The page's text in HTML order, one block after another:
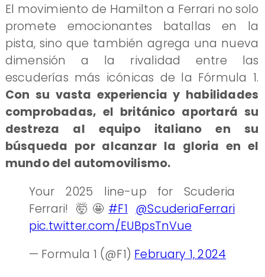
El movimiento de Hamilton a Ferrari no solo
promete emocionantes batallas en la
pista, sino que también agrega una nueva
dimensión a la rivalidad entre las
escuderías más icónicas de la Fórmula 1.
Con su vasta experiencia y habilidades
comprobadas, el británico aportará su
destreza al equipo italiano en su
búsqueda por alcanzar la gloria en el
mundo del automovilismo.
Your 2025 line-up for Scuderia
Ferrari! 🤯🤩 #F1 @ScuderiaFerrari
pic.twitter.com/EUBpsTnVue
— Formula 1 (@F1) February 1, 2024